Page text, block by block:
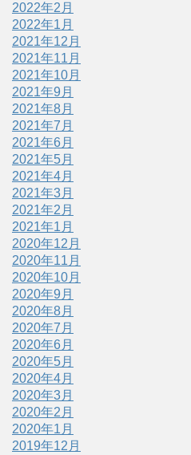
2022年2月
2022年1月
2021年12月
2021年11月
2021年10月
2021年9月
2021年8月
2021年7月
2021年6月
2021年5月
2021年4月
2021年3月
2021年2月
2021年1月
2020年12月
2020年11月
2020年10月
2020年9月
2020年8月
2020年7月
2020年6月
2020年5月
2020年4月
2020年3月
2020年2月
2020年1月
2019年12月